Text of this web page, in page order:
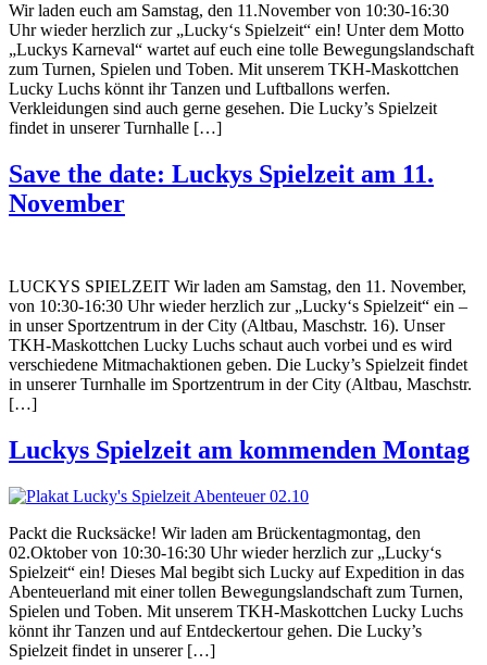
Wir laden euch am Samstag, den 11.November von 10:30-16:30
Uhr wieder herzlich zur „Lucky‘s Spielzeit“ ein! Unter dem Motto
„Luckys Karneval“ wartet auf euch eine tolle Bewegungslandschaft
zum Turnen, Spielen und Toben. Mit unserem TKH-Maskottchen
Lucky Luchs könnt ihr Tanzen und Luftballons werfen.
Verkleidungen sind auch gerne gesehen. Die Lucky’s Spielzeit
findet in unserer Turnhalle […]
Save the date: Luckys Spielzeit am 11.
November
LUCKYS SPIELZEIT Wir laden am Samstag, den 11. November,
von 10:30-16:30 Uhr wieder herzlich zur „Lucky‘s Spielzeit“ ein –
in unser Sportzentrum in der City (Altbau, Maschstr. 16). Unser
TKH-Maskottchen Lucky Luchs schaut auch vorbei und es wird
verschiedene Mitmachaktionen geben. Die Lucky’s Spielzeit findet
in unserer Turnhalle im Sportzentrum in der City (Altbau, Maschstr.
[…]
Luckys Spielzeit am kommenden Montag
Packt die Rucksäcke! Wir laden am Brückentagmontag, den
02.Oktober von 10:30-16:30 Uhr wieder herzlich zur „Lucky‘s
Spielzeit“ ein! Dieses Mal begibt sich Lucky auf Expedition in das
Abenteuerland mit einer tollen Bewegungslandschaft zum Turnen,
Spielen und Toben. Mit unserem TKH-Maskottchen Lucky Luchs
könnt ihr Tanzen und auf Entdeckertour gehen. Die Lucky’s
Spielzeit findet in unserer […]